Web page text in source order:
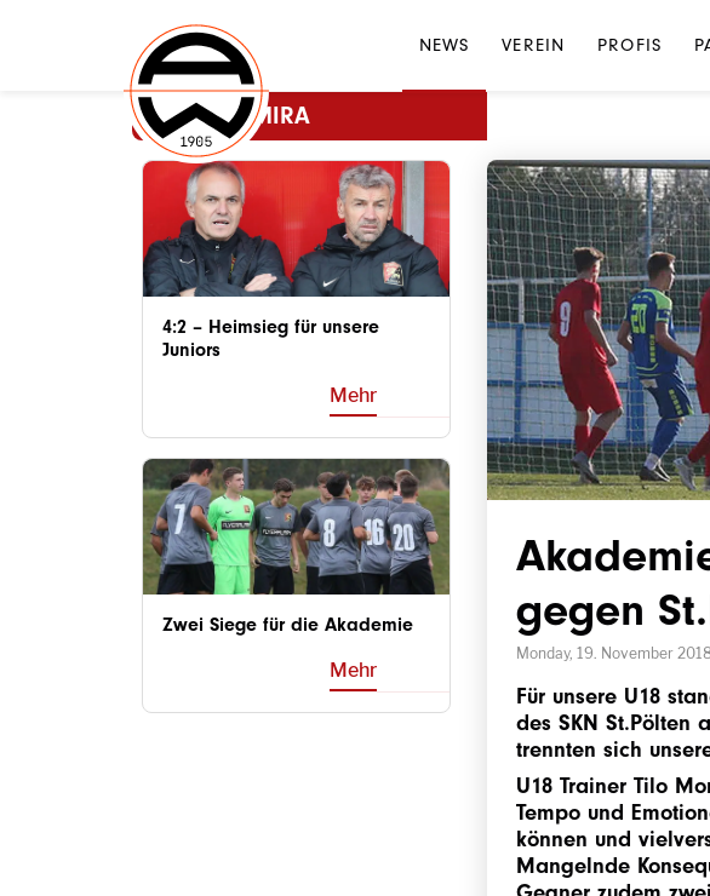
NEWS VEREIN PROFIS
MEHR ADMIRA
4:2 – Heimsieg für unsere
Juniors
Mehr
Zwei Siege für die Akademie
Mehr
gegen
Monday, 19. November
Für unsere U18
des SKN St.Pölten
trennten sich
U18 Trainer Tilo
Tempo und
können und
Mangelnde